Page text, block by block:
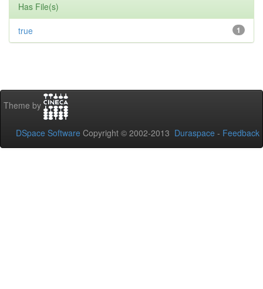
Has File(s)
1
true
Theme by
DSpace Software Copyright © 2002-2013 Duraspace - Feedback